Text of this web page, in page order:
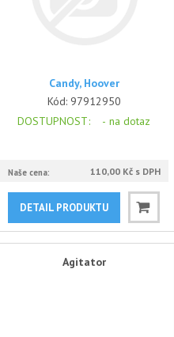
Candy, Hoover
Kód: 97912950
DOSTUPNOST: - na dotaz
Naše cena: 110,00 Kč s DPH
DETAIL PRODUKTU
Agitator